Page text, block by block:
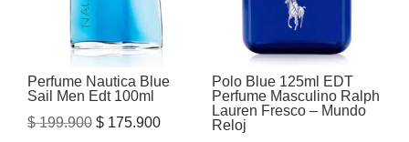
Perfume Nautica Blue
Sail Men Edt 100ml
$199.900 El
$ 175.900El
Polo Blue 125ml EDT
Perfume Masculino Ralph
Lauren Fresco – Mundo
Reloj